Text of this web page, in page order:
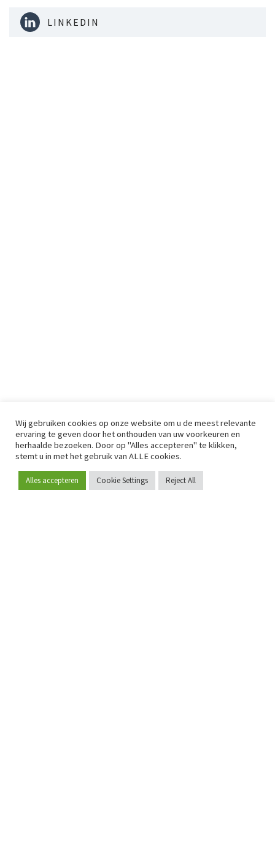
Word lid
LINKEDIN
Wij gebruiken cookies op onze website om u de meest relevante
ervaring te geven door het onthouden van uw voorkeuren en
herhaalde bezoeken. Door op "Alles accepteren" te klikken,
stemt u in met het gebruik van ALLE cookies.
Alles accepteren Cookie Settings Reject All